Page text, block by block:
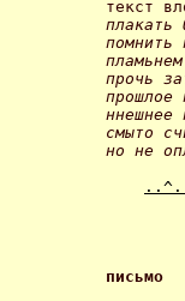
плакать
помнить
прочь
прошлое
ннешнее
смыто
но не
письмо